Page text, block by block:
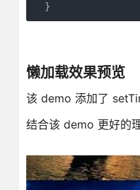
  }
懒加载效果预览
该 demo 添加了
结合该 demo 更好的